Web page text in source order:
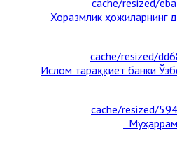
Хоразмлик ҳожиларнинг
Ислом тараққиёт банки